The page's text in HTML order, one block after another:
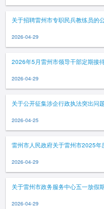
关于招聘雷州市专职民兵教练员的
2026-04-29
2026年5月雷州市领导干部定期接
2026-04-29
关于公开征集涉企行政执法突出问
2026-04-25
雷州市人民政府关于雷州市2025
2026-04-29
关于雷州市政务服务中心五一放假
2026-04-29